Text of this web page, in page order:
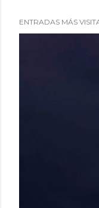
ENTRADAS MÁS